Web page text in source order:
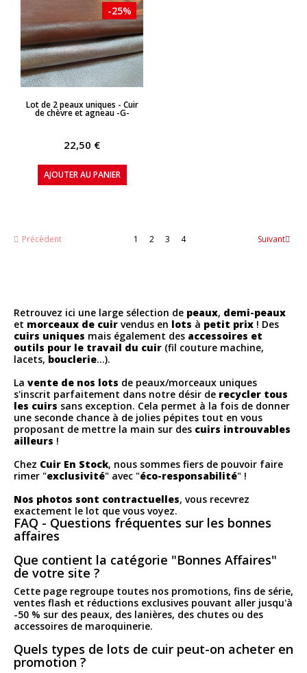
APERÇU RAPIDE
-25%
Lot de 2 peaux uniques - Cuir
de chèvre et agneau -G-
22,50 €
AJOUTER AU PANIER
Précèdent 1 2 3 4 Suivant
Retrouvez ici une large sélection de peaux, demi-peaux
et morceaux de cuir vendus en lots à petit prix ! Des
cuirs uniques mais également des accessoires et
outils pour le travail du cuir (fil couture machine,
lacets, bouclerie...).
La vente de nos lots de peaux/morceaux uniques
s'inscrit parfaitement dans notre désir de recycler tous
les cuirs sans exception. Cela permet à la fois de donner
une seconde chance à de jolies pépites tout en vous
proposant de mettre la main sur des cuirs introuvables
ailleurs !
Chez Cuir En Stock, nous sommes fiers de pouvoir faire
rimer "exclusivité" avec "éco-responsabilité" !
Nos photos sont contractuelles, vous recevrez
exactement le lot que vous voyez.
FAQ - Questions fréquentes sur les bonnes
affaires
Que contient la catégorie "Bonnes Affaires"
de votre site ?
Cette page regroupe toutes nos promotions, fins de série,
ventes flash et réductions exclusives pouvant aller jusqu'à
-50 % sur des peaux, des lanières, des chutes ou des
accessoires de maroquinerie.
Quels types de lots de cuir peut-on acheter en
promotion ?